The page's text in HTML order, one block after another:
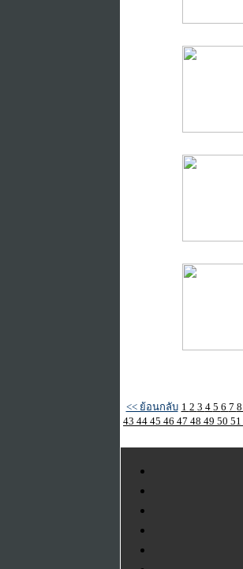
<< ย้อนกลับ 1 2 3 4 5 6 7 8
43 44 45 46 47 48 49 50 51